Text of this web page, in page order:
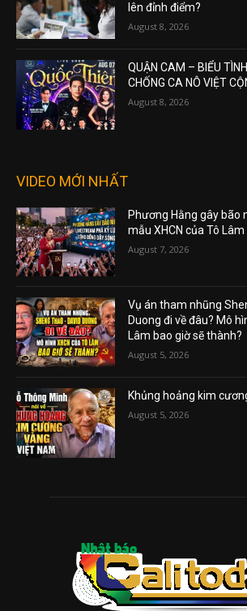
lên đỉnh điểm?
August 8, 2026
QUẬN CAM – BIỂU
CHỐNG CA NÔ VIỆT
August 8, 2026
VIDEO MỚI NHẤT
Phương Hằng gây bão
mẫu XHCN của Tô Lâm
August 7, 2026
Vụ án tham nhũng
Duong đi về đâu? Mô
Lâm bao giờ sẽ thành?
August 5, 2026
Khủng hoảng kim
August 5, 2026